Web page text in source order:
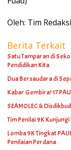
Oleh: Tim
Berita Terkait
Satu Tamparan di
Pendidikan Kita
Dua Bersaudara di
Kabar Gembira! 17
SEAMOLEC &
Tim Penilai 9K
Lomba 9K Tingkat
Penilaian Perdana